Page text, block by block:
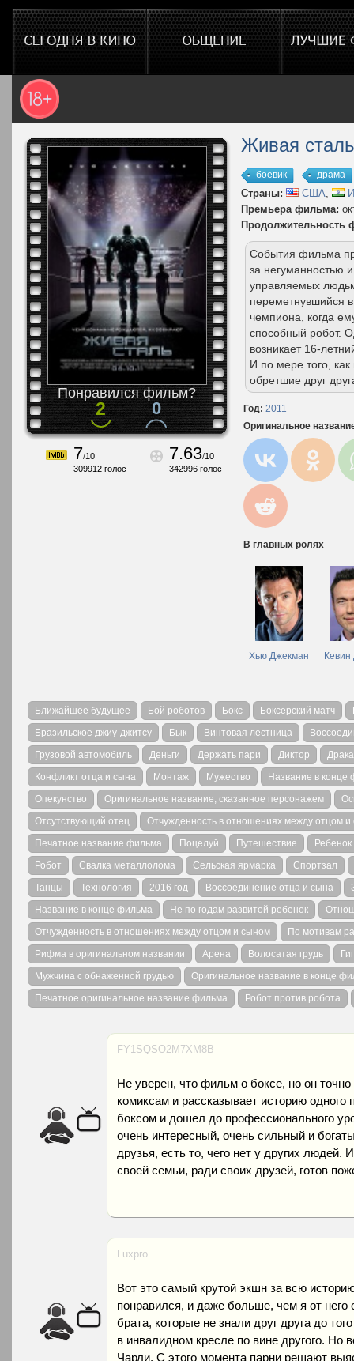
Понравился фильм?
2 0
7/10
309912 голос
7.63/10
342996 голос
Живая сталь
боевик драма
Страны: США,
Премьера фильма:
Продолжительность
События фильма
за негуманностью
управляемых
переметнувшийся
чемпиона, когда
способный робот.
возникает 16-
И по мере того,
обретшие друг
Год: 2011
Оригинальное
В главных ролях
Хью Джекман
Ближайшее будущее Бой роботов Бокс Боксерский матч
Бразильское джиу-джитсу
Бык Винтовая лестница
Грузовой автомобиль
Деньги Держать пари Диктор
Драка
Конфликт отца и сына
Монтаж Мужество
Название в конце
Опекунство
Оригинальное название, сказанное персонажем
Отсутствующий отец
Отчужденность в отношениях между отцом
Печатное название фильма
Поцелуй Путешествие
Робот
Свалка металлолома Сельская ярмарка
Спортзал
Танцы
Технология 2016 год Воссоединение отца и сына
Название в конце фильма
Не по годам развитой ребенок
Отчужденность в отношениях между отцом и сыном
По мотивам
Рифма в оригинальном названии
Арена Волосатая грудь
Мужчина с обнаженной грудью
Оригинальное название в конце
Печатное оригинальное название фильма
Робот против робота
FY1SQSO2M7XM8B
Не уверен, что фильм о боксе, но он
комиксам и рассказывает историю одного
боксом и дошел до профессионального
очень интересный, очень сильный и
друзья, есть то, чего нет у других людей.
своей семьи, ради своих друзей, готов
Luxpro
Вот это самый крутой экшн за всю
понравился, и даже больше, чем я от
брата, которые не знали друг друга до
в инвалидном кресле по вине другого. Но
Чарли. С этого момента парни решают